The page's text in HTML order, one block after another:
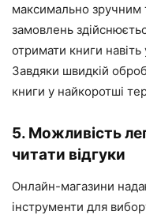
максимально зручним
замовлень
отримати книги
Завдяки швидкій
книги у найкоротші
5. Можливість
читати відгуки
Онлайн-магазини
інструменти для